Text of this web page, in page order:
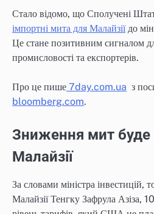
Стало відомо, що Сполучені
імпортні мита для Малайзіїдо
Це стане позитивним сигналом
промисловості та експортерів.
Про це пише 7day.com.ua з
bloomberg.com.
Зниження мит буде
Малайзії
За словами міністра інвестицій,
Малайзії Тенгку Зафрула Азіза,